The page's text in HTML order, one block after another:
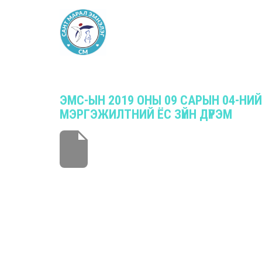
ЭМС-ЫН 2019 ОНЫ 09 САРЫН 04-
МЭРГЭЖИЛТНИЙ ЁС ЗҮЙН ДҮРЭМ